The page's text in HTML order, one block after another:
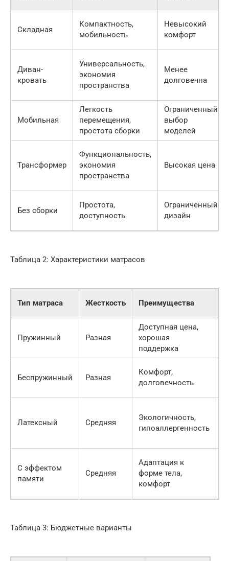
Складная
Компактность,
мобильность
Невысокий
комфорт
Диван-
кровать
Универсальность,
экономия
пространства
Менее
долговечна
Мобильная
Легкость
перемещения,
простота сборки
Ограниченный
выбор
моделей
Трансформер
Функциональность,
экономия
пространства
Высокая цена
Без сборки
Простота,
доступность
Ограниченный
дизайн
Таблица 2: Характеристики матрасов
Тип матраса Жесткость Преимущества
Пружинный Разная
Доступная цена,
хорошая
поддержка
Беспружинный Разная
Комфорт,
долговечность
Латексный Средняя
Экологичность,
гипоаллергенность
С эффектом
памяти
Средняя
Адаптация к
форме тела,
комфорт
Таблица 3: Бюджетные варианты